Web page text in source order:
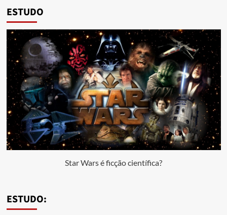
ESTUDO
Star Wars é ficção científica?
ESTUDO: